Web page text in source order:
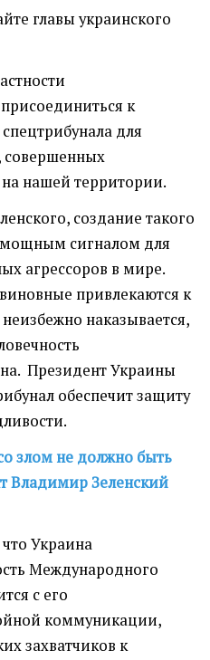
главы украинского
к
для
совершенных
нашей территории.
создание такого
мощным сигналом для
агрессоров в мире.
привлекаются к
наказывается,
Президент Украины
обеспечит защиту
злом не должно быть
Владимир Зеленский
Украина
Международного
с его
коммуникации,
захватчиков к